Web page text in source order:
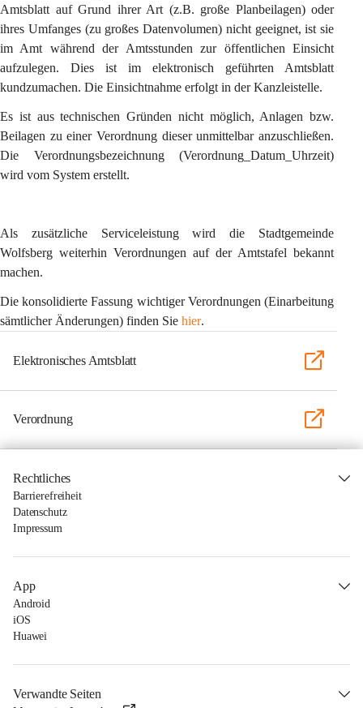
Amtsblatt auf Grund ihrer Art (z.B. große Planbeilagen) oder
ihres Umfanges (zu großes Datenvolumen) nicht geeignet, ist sie
im Amt während der Amtsstunden zur öffentlichen Einsicht
aufzulegen. Dies ist im elektronisch geführten Amtsblatt
kundzumachen. Die Einsichtnahme erfolgt in der Kanzleistelle.
Es ist aus technischen Gründen nicht möglich, Anlagen bzw.
Beilagen zu einer Verordnung dieser unmittelbar anzuschließen.
Die Verordnungsbezeichnung (Verordnung_Datum_Uhrzeit)
wird vom System erstellt.
Als zusätzliche Serviceleistung wird die Stadtgemeinde
Wolfsberg weiterhin Verordnungen auf der Amtstafel bekannt
machen.
Die konsolidierte Fassung wichtiger Verordnungen (Einarbeitung
sämtlicher Änderungen) finden Sie hier.
Elektronisches Amtsblatt
Verordnung
Rechtliches
Barrierefreiheit
Datenschutz
Impressum
App
Android
iOS
Huawei
Verwandte Seiten